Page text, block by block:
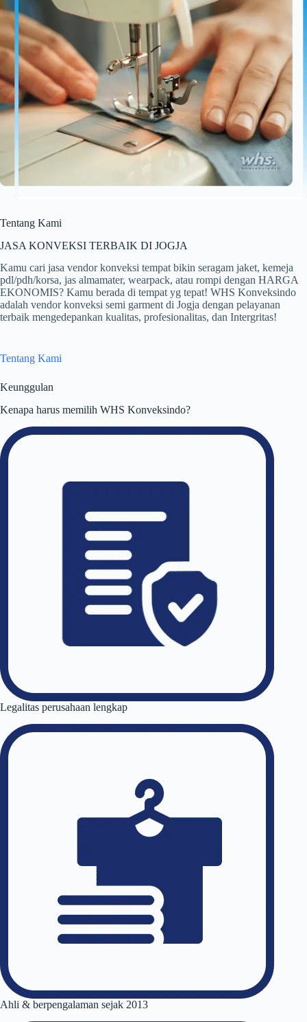
Tentang Kami
JASA KONVEKSI TERBAIK DI JOGJA
Kamu cari jasa vendor konveksi tempat bikin seragam jaket, kemeja
pdl/pdh/korsa, jas almamater, wearpack, atau rompi dengan HARGA
EKONOMIS? Kamu berada di tempat yg tepat! WHS Konveksindo
adalah vendor konveksi semi garment di Jogja dengan pelayanan
terbaik mengedepankan kualitas, profesionalitas, dan Intergritas!
Tentang Kami
Keunggulan
Kenapa harus memilih WHS Konveksindo?
Legalitas perusahaan lengkap
Ahli & berpengalaman sejak 2013